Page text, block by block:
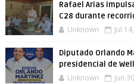
Rafael Arias
C28 durante
Unknown Jul
Diputado Orlando
presidencial de
Unknown Jun